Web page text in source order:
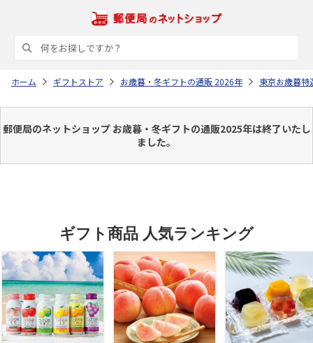
ホーム ギフトストア お歳暮・冬ギフトの通販 2026年 東京お歳暮特
郵便局のネットショップ お歳暮・冬ギフトの通販2025年は終了いたし
ました。
ギフト商品 人気ランキング